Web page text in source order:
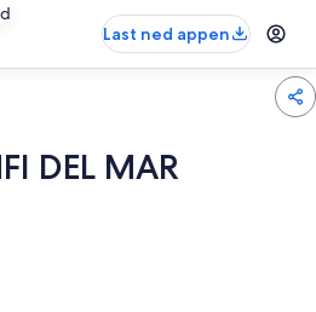
Last ned appen
DEL MAR